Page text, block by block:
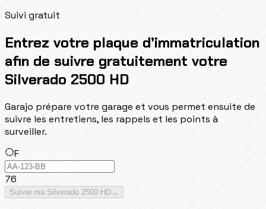
Suivi gratuit
Entrez votre plaque d’immatriculation
afin de suivre gratuitement votre
Silverado 2500 HD
Garajo prépare votre garage et vous permet ensuite de
suivre les entretiens, les rappels et les points à
surveiller.
F
76
Suivre ma Silverado 2500 HD →